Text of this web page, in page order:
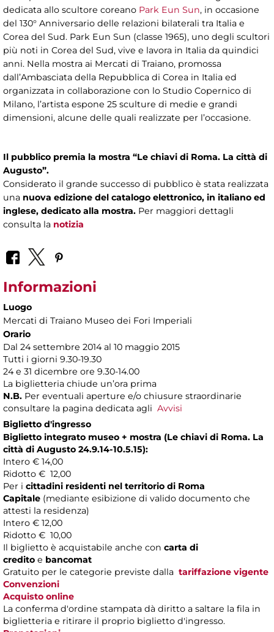
dedicata allo scultore coreano Park Eun Sun, in occasione
del 130° Anniversario delle relazioni bilaterali tra Italia e
Corea del Sud. Park Eun Sun (classe 1965), uno degli scultori
più noti in Corea del Sud, vive e lavora in Italia da quindici
anni. Nella mostra ai Mercati di Traiano, promossa
dall’Ambasciata della Repubblica di Corea in Italia ed
organizzata in collaborazione con lo Studio Copernico di
Milano, l’artista espone 25 sculture di medie e grandi
dimensioni, alcune delle quali realizzate per l’occasione.
Il pubblico premia la mostra “Le chiavi di Roma. La città di
Augusto”.
Considerato il grande successo di pubblico è stata realizzata
una nuova edizione del catalogo elettronico, in italiano ed
inglese, dedicato alla mostra. Per maggiori dettagli
consulta la notizia
Informazioni
Luogo
Mercati di Traiano Museo dei Fori Imperiali
Orario
Dal 24 settembre 2014 al 10 maggio 2015
Tutti i giorni 9.30-19.30
24 e 31 dicembre ore 9.30-14.00
La biglietteria chiude un’ora prima
N.B. Per eventuali aperture e/o chiusure straordinarie
consultare la pagina dedicata agli Avvisi
Biglietto d'ingresso
Biglietto integrato museo + mostra (Le chiavi di Roma. La
città di Augusto 24.9.14-10.5.15):
Intero € 14,00
Ridotto € 12,00
Per i cittadini residenti nel territorio di Roma
Capitale (mediante esibizione di valido documento che
attesti la residenza)
Intero € 12,00
Ridotto € 10,00
Il biglietto è acquistabile anche con carta di
credito e bancomat
Gratuito per le categorie previste dalla tariffazione vigente
Convenzioni
Acquisto online
La conferma d'ordine stampata dà diritto a saltare la fila in
biglietteria e ritirare il proprio biglietto d'ingresso.